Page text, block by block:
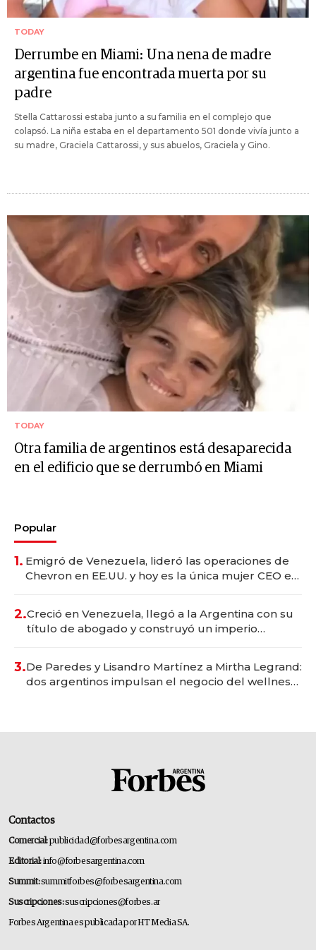
TODAY
Derrumbe en Miami: Una nena de madre
argentina fue encontrada muerta por su
padre
Stella Cattarossi estaba junto a su familia en el complejo que
colapsó. La niña estaba en el departamento 501 donde vivía junto a
su madre, Graciela Cattarossi, y sus abuelos, Graciela y Gino.
TODAY
Otra familia de argentinos está desaparecida
en el edificio que se derrumbó en Miami
Popular
1. Emigró de Venezuela, lideró las operaciones de
Chevron en EE.UU. y hoy es la única mujer CEO en
2.Creció en Venezuela, llegó a la Argentina con su
título de abogado y construyó un imperio
3.De Paredes y Lisandro Martínez a Mirtha Legrand:
dos argentinos impulsan el negocio del wellness
Contactos
Comercial:publicidad@forbesargentina.com
Editorial:info@forbesargentina.com
Summit:summitforbes@forbesargentina.com
Suscripciones:suscripciones@forbes.ar
Forbes Argentina es publicada por HT Media SA.